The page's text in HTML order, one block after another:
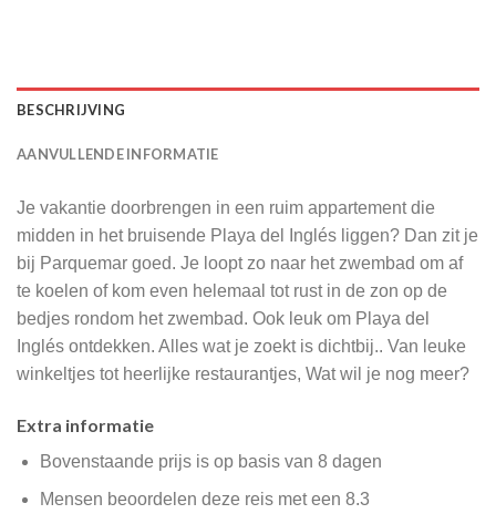
BESCHRIJVING
AANVULLENDE INFORMATIE
Je vakantie doorbrengen in een ruim appartement die
midden in het bruisende Playa del Inglés liggen? Dan zit je
bij Parquemar goed. Je loopt zo naar het zwembad om af
te koelen of kom even helemaal tot rust in de zon op de
bedjes rondom het zwembad. Ook leuk om Playa del
Inglés ontdekken. Alles wat je zoekt is dichtbij.. Van leuke
winkeltjes tot heerlijke restaurantjes, Wat wil je nog meer?
Extra informatie
Bovenstaande prijs is op basis van 8 dagen
Mensen beoordelen deze reis met een 8.3